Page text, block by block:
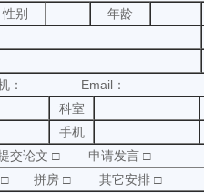
性别
年龄
： Email：
科室
手机
论文 □ 申请发言 □
房 □ 拼房 □ 其它安排 □